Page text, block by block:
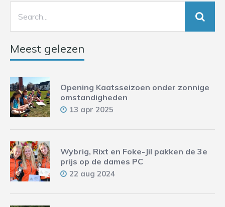
Meest gelezen
Opening Kaatsseizoen onder zonnige
omstandigheden
13 apr 2025
Wybrig, Rixt en Foke-Jil pakken de 3e
prijs op de dames PC
22 aug 2024